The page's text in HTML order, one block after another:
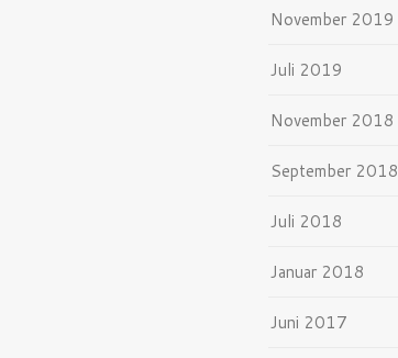
November 2019
Juli 2019
November 2018
September 2018
Juli 2018
Januar 2018
Juni 2017